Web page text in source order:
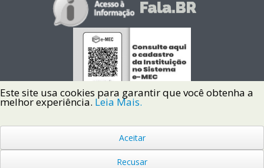
Copyright © 2022 Instituto Federal de Santa Catarina IFSC
Todos os Direitos Reservados.
Este site usa cookies para garantir que você obtenha a
melhor experiência. Leia Mais.
Aceitar
Recusar